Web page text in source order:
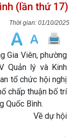
(lần thứ 17)
01/10/2025
Viên, phường
Quản lý và Kinh
tổ chức hội nghị
chấp thuận bố trí
Quốc Bình.
chí: